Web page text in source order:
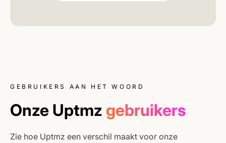
GEBRUIKERS AAN HET WOORD
Onze Uptmz gebruikers
Zie hoe Uptmz een verschil maakt voor onze